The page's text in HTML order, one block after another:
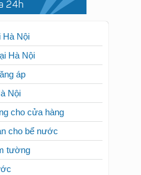
24h
Hà Nội
Hà Nội
áp
Nội
cho cửa hàng
cho bể nước
tường